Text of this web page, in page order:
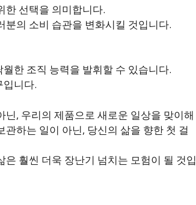
한 선택을 의미합니다.
의 소비 습관을 변화시킬 것입니다.
한 조직 능력을 발휘할 수 있습니다.
입니다.
, 우리의 제품으로 새로운 일상을 맞이해
하는 일이 아닌, 당신의 삶을 향한 첫 걸
훨씬 더욱 장난기 넘치는 모험이 될 것입